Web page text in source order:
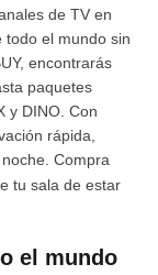
de TV en
todo el mundo sin
encontrarás
paquetes
y DINO. Con
rápida,
Compra
tu sala de estar
el mundo